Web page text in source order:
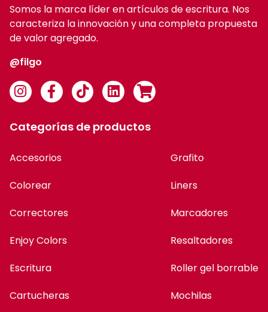
Somos la marca líder en artículos de escritura. Nos
caracteriza la innovación y una completa propuesta
de valor agregado.
@filgo
Categorías de productos
Accesorios
Colorear
Correctores
Enjoy Colors
Escritura
Cartucheras
Grafito
Liners
Marcadores
Resaltadores
Roller gel borrable
Mochilas